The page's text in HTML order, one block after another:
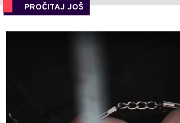
PROČITAJ JOŠ